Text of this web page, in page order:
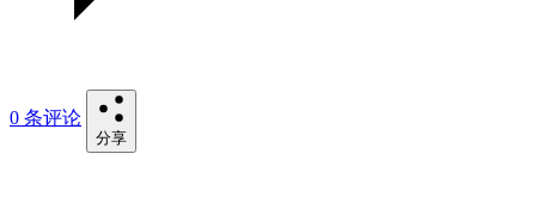
0 条评论
分享